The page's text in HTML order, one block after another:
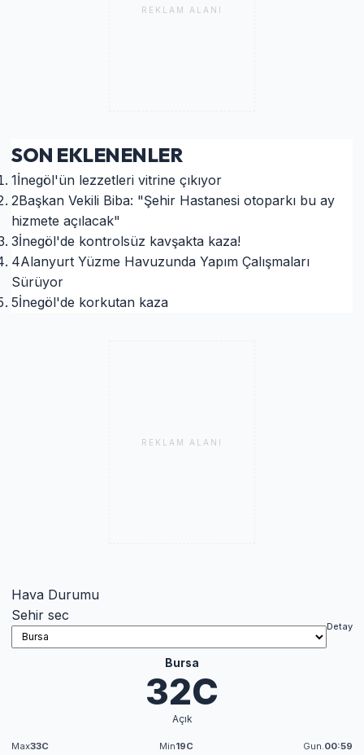
REKLAM ALANI
SON EKLENENLER
1İnegöl'ün lezzetleri vitrine çıkıyor
2Başkan Vekili Biba: "Şehir Hastanesi otoparkı bu ay
hizmete açılacak"
3İnegöl'de kontrolsüz kavşakta kaza!
4Alanyurt Yüzme Havuzunda Yapım Çalışmaları
Sürüyor
5İnegöl'de korkutan kaza
REKLAM ALANI
Hava Durumu
Sehir sec
Detay
Bursa
32C
Açık
Max33C Min19C Gun. 00:59